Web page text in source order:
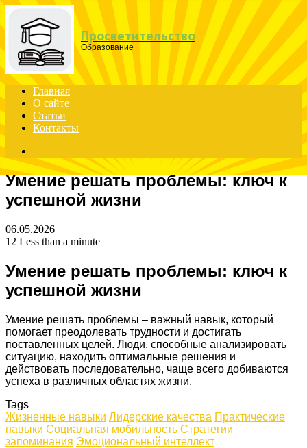
Menu
Просветительство
Образование
Главная
О сайте
Статьи
Контакты
for
Умение решать проблемы: ключ к
успешной жизни
06.05.2026
12 Less than a minute
Умение решать проблемы: ключ к
успешной жизни
Умение решать проблемы – важный навык, который
помогает преодолевать трудности и достигать
поставленных целей. Люди, способные анализировать
ситуацию, находить оптимальные решения и
действовать последовательно, чаще всего добиваются
успеха в различных областях жизни.
Tags
Жизненные навыки Лидерские качества Практические
навыки Социальная мобильность Стратегии
запоминания Эмоциональный интеллект